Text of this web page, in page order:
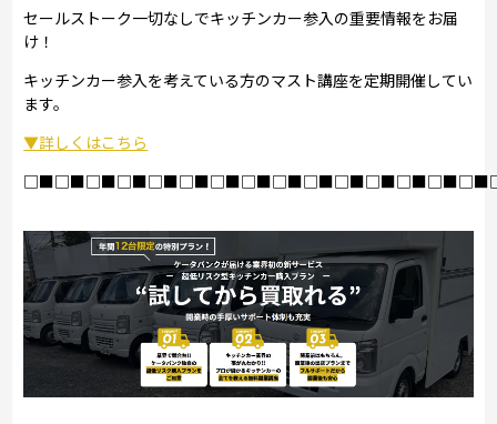
セールストーク一切なしでキッチンカー参入の重要情報をお届
け！
キッチンカー参入を考えている方のマスト講座を定期開催してい
ます。
▼詳しくはこちら